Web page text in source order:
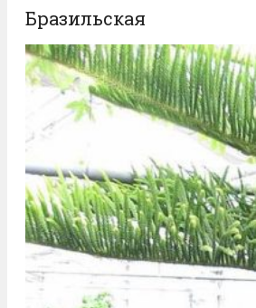
Бразильская